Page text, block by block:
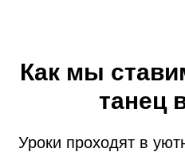
Как мы
танец
Уроки проходят в